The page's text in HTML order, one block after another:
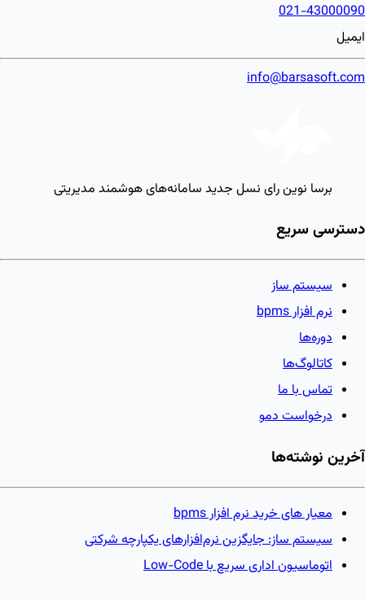
021-43000090
ایمیل
info@barsasoft.com
برسا نوین رای نسل جدید سامانه‌های هوشمند مدیریتی
دسترسی سریع
سیستم ساز
نرم افزار bpms
دوره‌ها
کاتالوگ‌ها
تماس با ما
درخواست دمو
آخرین نوشته‌ها
معیار های خرید نرم افزار bpms
سیستم ساز: جایگزین نرم‌افزارهای یکپارچه شرکتی
اتوماسیون اداری سریع با Low-Code